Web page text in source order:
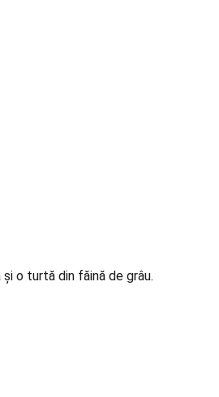
o turtă din făină de grâu.